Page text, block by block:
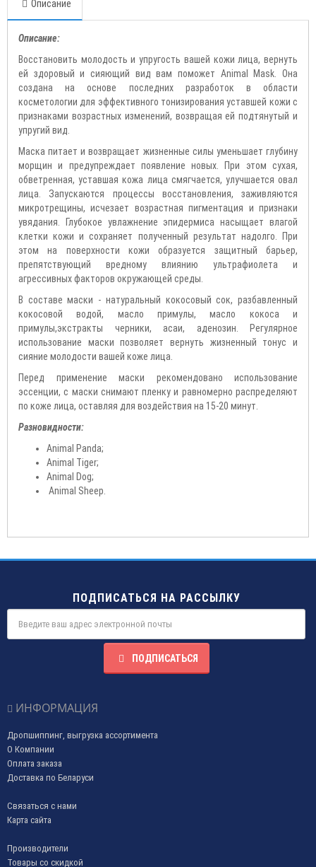
Описание
Описание:
Восстановить молодость и упругость вашей кожи лица, вернуть
ей здоровый и сияющий вид вам поможет Animal Mask. Она
создана на основе последних разработок в области
косметологии для эффективного тонизирования уставшей кожи с
признаками возрастных изменений, возвращая ей подтянутый и
упругий вид.
Маска питает и возвращает жизненные силы уменьшает глубину
морщин и предупреждает появление новых. При этом сухая,
обветренная, уставшая кожа лица смягчается, улучшается овал
лица. Запускаются процессы восстановления, заживляются
микротрещины, исчезает возрастная пигментация и признаки
увядания. Глубокое увлажнение эпидермиса насыщает влагой
клетки кожи и сохраняет полученный результат надолго. При
этом на поверхности кожи образуется защитный барьер,
препятствующий вредному влиянию ультрафиолета и
агрессивных факторов окружающей среды.
В составе маски - натуральный кокосовый сок, разбавленный
кокосовой водой, масло примулы, масло кокоса и
примулы,экстракты черники, асаи, аденозин. Регулярное
использование маски позволяет вернуть жизненный тонус и
сияние молодости вашей коже лица.
Перед применение маски рекомендовано использование
эссенции, с маски снимают пленку и равномерно распределяют
по коже лица, оставляя для воздействия на 15-20 минут.
Разновидности:
Animal Panda;
Animal Tiger;
Animal Dog;
Animal Sheep.
ПОДПИСАТЬСЯ НА РАССЫЛКУ
ПОДПИСАТЬСЯ
ИНФОРМАЦИЯ
Дропшиппинг, выгрузка ассортимента
О Компании
Оплата заказа
Доставка по Беларуси
Связаться с нами
Карта сайта
Производители
Товары со скидкой